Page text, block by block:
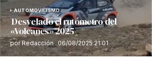
AUTOMOVILISMO
Desvelado el rutómetro del
«Volcanes» 2025
por Redacción 06/08/2025 21:01